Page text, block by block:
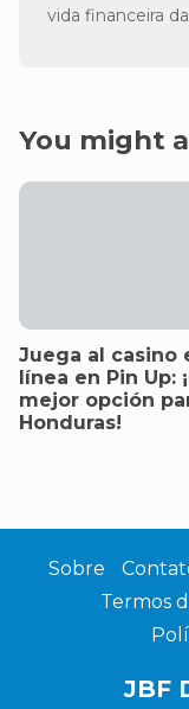
vida financeira
You might
Juega al casino
línea en Pin Up:
mejor opción
Honduras!
Sobre
Termos
JBF